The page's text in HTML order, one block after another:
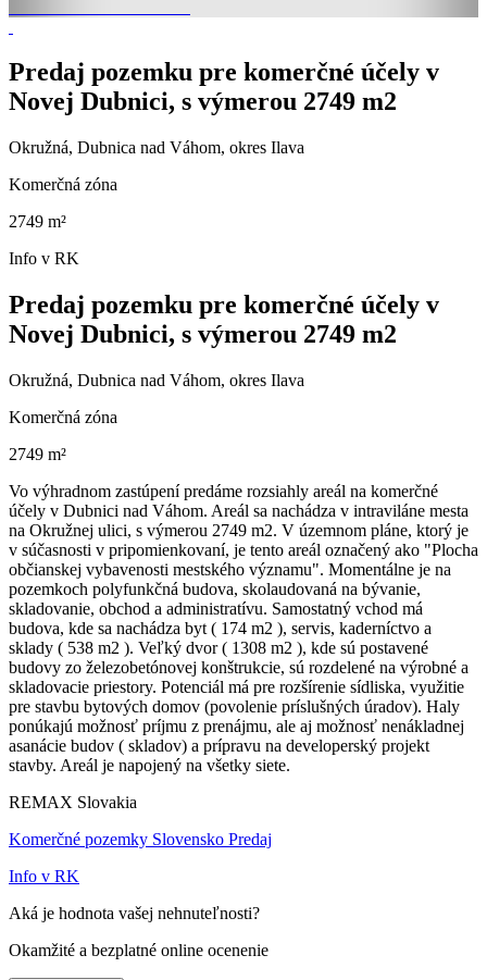
Predaj pozemku pre komerčné účely v
Novej Dubnici, s výmerou 2749 m2
Okružná, Dubnica nad Váhom, okres Ilava
Komerčná zóna
2749 m²
Info v RK
Predaj pozemku pre komerčné účely v
Novej Dubnici, s výmerou 2749 m2
Okružná, Dubnica nad Váhom, okres Ilava
Komerčná zóna
2749 m²
Vo výhradnom zastúpení predáme rozsiahly areál na komerčné
účely v Dubnici nad Váhom. Areál sa nachádza v intraviláne mesta
na Okružnej ulici, s výmerou 2749 m2. V územnom pláne, ktorý je
v súčasnosti v pripomienkovaní, je tento areál označený ako "Plocha
občianskej vybavenosti mestského významu". Momentálne je na
pozemkoch polyfunkčná budova, skolaudovaná na bývanie,
skladovanie, obchod a administratívu. Samostatný vchod má
budova, kde sa nachádza byt ( 174 m2 ), servis, kaderníctvo a
sklady ( 538 m2 ). Veľký dvor ( 1308 m2 ), kde sú postavené
budovy zo železobetónovej konštrukcie, sú rozdelené na výrobné a
skladovacie priestory. Potenciál má pre rozšírenie sídliska, využitie
pre stavbu bytových domov (povolenie príslušných úradov). Haly
ponúkajú možnosť príjmu z prenájmu, ale aj možnosť nenákladnej
asanácie budov ( skladov) a prípravu na developerský projekt
stavby. Areál je napojený na všetky siete.
REMAX Slovakia
Komerčné pozemky Slovensko Predaj
Info v RK
Aká je hodnota vašej nehnuteľnosti?
Okamžité a bezplatné online ocenenie